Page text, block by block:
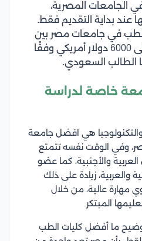
الجامعات المصرية،
عند بداية التقديم فقط.
الطب في جامعات مصر بين
8000 دولار أمريكي إلى 6000 دولار أمريكي وفقًا
الطالب السعودي.
خاصة لدراسة
هي افضل جامعة
وفي الوقت نفسه تتمتع
والأجنبية، كما عضو
والعربية، زيادة على ذلك
مهارة عالية، من خلال
المبتكر.
ما أفضل كليات الطب